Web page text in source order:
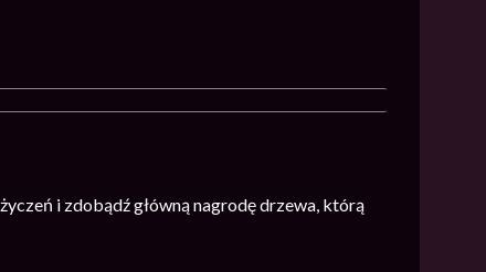
i zdobądź główną nagrodę drzewa, którą